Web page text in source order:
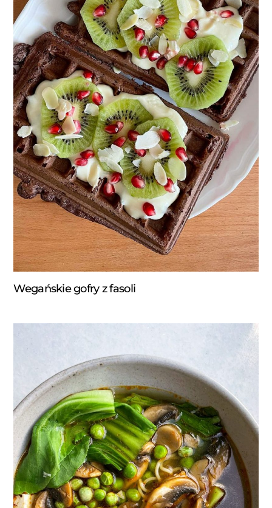
Wegańskie gofry z fasoli